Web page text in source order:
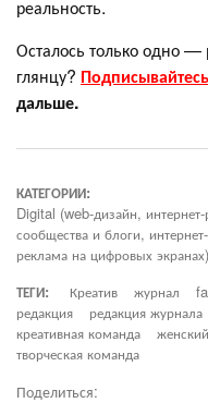
реальность.
Осталось только одно
глянцу? Подписывайтесь
дальше.
КАТЕГОРИИ:
Digital (web-дизайн,
сообщества и блоги,
реклама на цифровых экранах)
ТЕГИ:
Креатив журнал
редакция
редакция журнала
креативная команда
творческая команда
Поделиться: